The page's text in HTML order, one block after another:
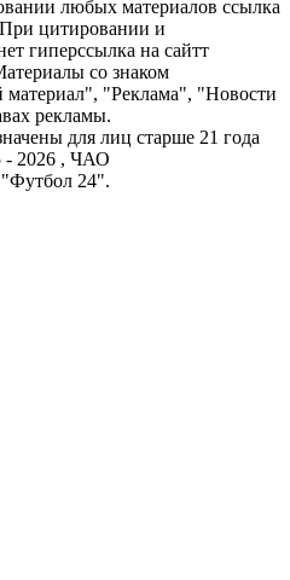
любых материалов ссылка
цитировании и
гиперссылка на сайтт
со знаком
"Реклама", "Новости
рекламы.
для лиц старше 21 года
- 2026 , ЧАО
24".